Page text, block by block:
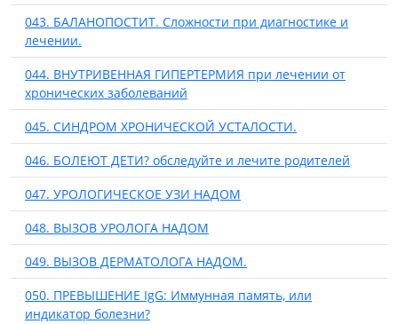
043. БАЛАНОПОСТИТ. Сложности при диагностике и
лечении.
044. ВНУТРИВЕННАЯ ГИПЕРТЕРМИЯ при лечении от
хронических заболеваний
045. СИНДРОМ ХРОНИЧЕСКОЙ УСТАЛОСТИ.
046. БОЛЕЮТ ДЕТИ? обследуйте и лечите родителей
047. УРОЛОГИЧЕСКОЕ УЗИ НАДОМ
048. ВЫЗОВ УРОЛОГА НАДОМ
049. ВЫЗОВ ДЕРМАТОЛОГА НАДОМ.
050. ПРЕВЫШЕНИЕ IgG: Иммунная память, или
индикатор болезни?